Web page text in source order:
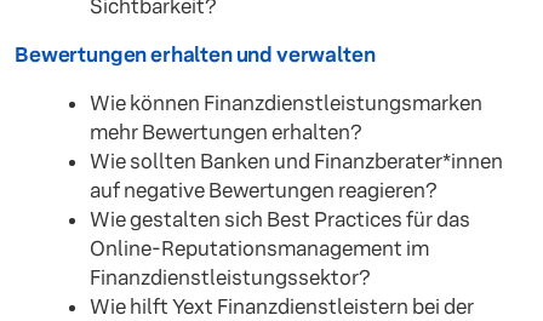
Sichtbarkeit?
Bewertungen erhalten und verwalten
Wie können Finanzdienstleistungsmarken
mehr Bewertungen erhalten?
Wie sollten Banken und Finanzberater*innen
auf negative Bewertungen reagieren?
Wie gestalten sich Best Practices für das
Online-Reputationsmanagement im
Finanzdienstleistungssektor?
Wie hilft Yext Finanzdienstleistern bei der